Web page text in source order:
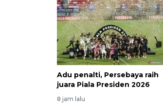
Adu penalti, Persebaya raih
juara Piala Presiden 2026
8 jam lalu